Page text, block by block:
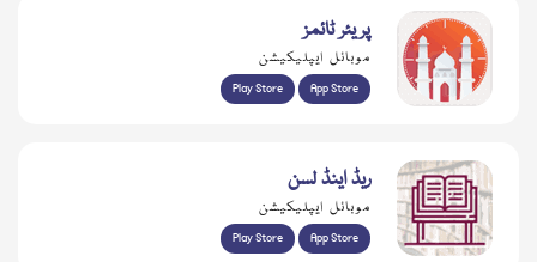
پریئر ٹائمز
موبائل ایپلیکیشن
Play Store App Store
ریڈ اینڈ لسن
موبائل ایپلیکیشن
Play Store App Store